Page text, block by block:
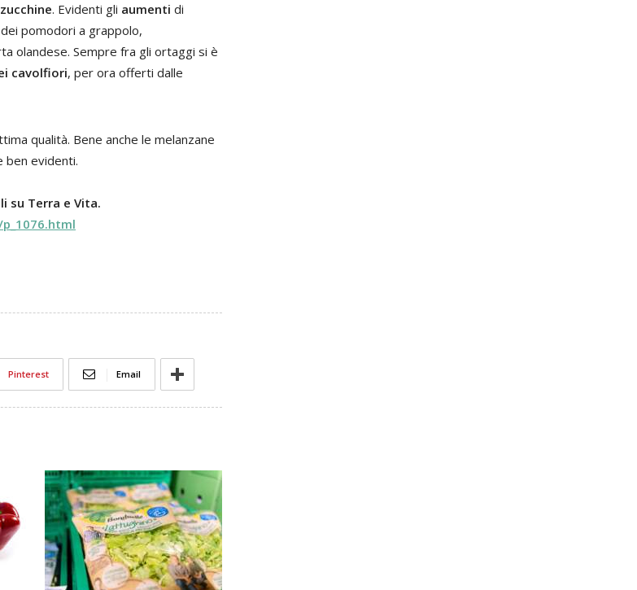
. Evidenti gli aumenti di
pomodori a grappolo,
olandese. Sempre fra gli ortaggi si è
cavolfiori, per ora offerti dalle
qualità. Bene anche le melanzane
ben evidenti.
su Terra e Vita.
Pinterest Email